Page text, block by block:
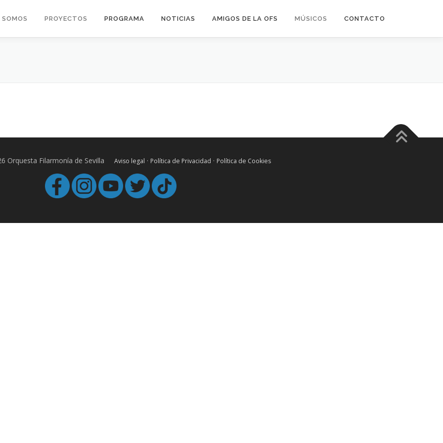
SOMOS PROYECTOS PROGRAMA NOTICIAS AMIGOS DE LA OFS MÚSICOS CONTACTO
Orquesta Filarmonía de Sevilla Aviso legal · Política de Privacidad · Política de Cookies